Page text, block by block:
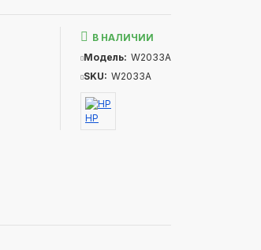
В НАЛИЧИИ
Модель: W2033A
SKU: W2033A
HP